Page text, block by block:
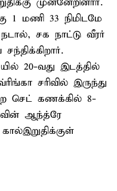
மணி 33 நிமிடமே
சக நாட்டு வீரர்
20-வது இடத்தில்
சரிவில் இருந்து
செட் கணக்கில் 8-
ஆந்த்ரே